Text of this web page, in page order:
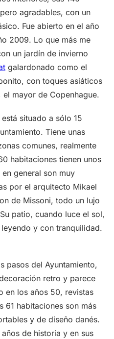
agradables, con un
Fue abierto en el año
2009. Lo que más me
un jardín de invierno
galardonado como el
con toques asiáticos
mayor de Copenhague.
situado a sólo 15
Tiene unas
comunes, realmente
habitaciones tienen unos
general son muy
por el arquitecto Mikael
de Missoni, todo un lujo
patio, cuando luce el sol,
y con tranquilidad.
pasos del Ayuntamiento,
retro y parece
en los años 50, revistas
61 habitaciones son más
y de diseño danés.
de historia y en sus